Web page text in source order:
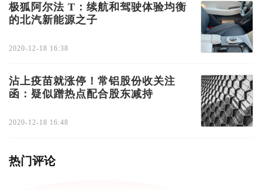
极狐阿尔法 T：续航和驾驶体验均衡
的北汽新能源之子
2020-12-18 16:38
沾上疫苗就涨停！常铝股份收关注
函：疑似蹭热点配合股东减持
2020-12-18 16:48
热门评论